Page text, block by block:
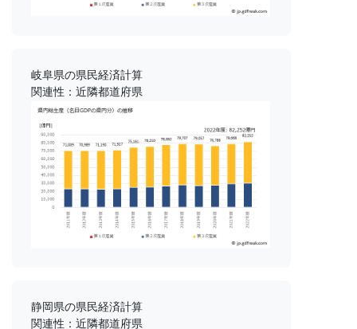
岐阜県の県民経済計算
関連性：近隣都道府県
静岡県の県民経済計算
関連性：近隣都道府県